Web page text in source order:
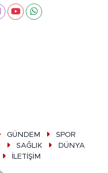
GÜNDEM
SPOR
SAĞLIK
DÜNYA
İLETİŞİM